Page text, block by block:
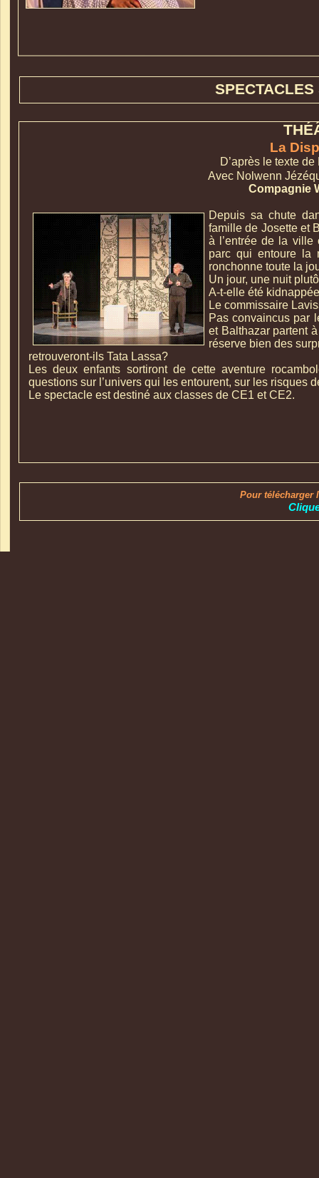
Depuis sa chute
famille de Josette et
à l’entrée de la ville
parc qui entoure la
ronchonne toute la
Un jour, une nuit
A-t-elle été
Le commissaire
Pas convaincus par
et Balthazar partent
réserve bien des
retrouveront-ils Tata Lassa?
Les deux enfants sortiront de cette aventure
questions sur l’univers qui les entourent, sur les risques
Le spectacle est destiné aux classes de CE1 et CE2.
La
D’après le texte de
Avec Nolwenn
Compagnie
Pour télécharger